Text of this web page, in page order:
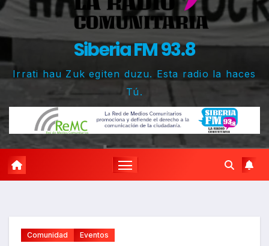
Siberia FM 93.8
Irrati hau Zuk egiten duzu. Esta radio la haces
Tú.
Comunidad Eventos